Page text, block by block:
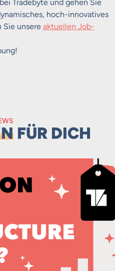
Tradebyte und gehen Sie
hoch-innovatives
Sie unsere aktuellen Job-
FÜR DICH